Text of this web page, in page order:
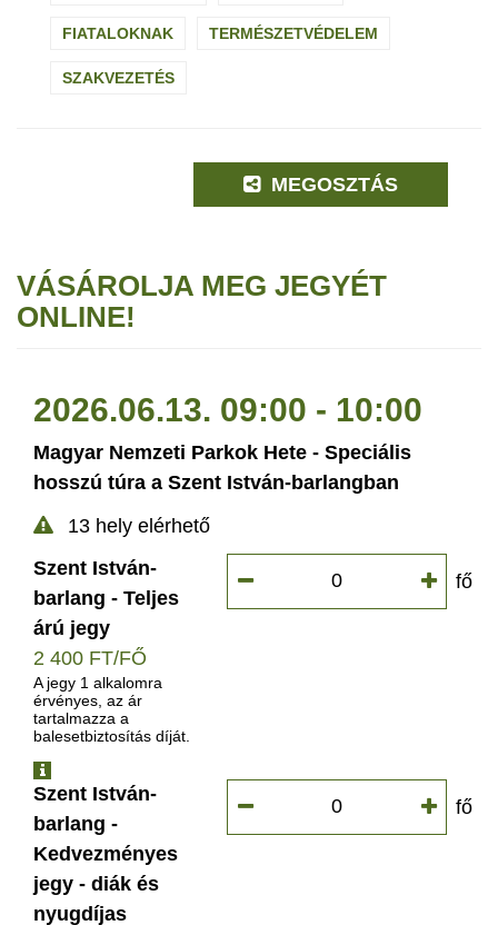
FIATALOKNAK TERMÉSZETVÉDELEM
SZAKVEZETÉS
MEGOSZTÁS
VÁSÁROLJA MEG JEGYÉT
ONLINE!
2026.06.13. 09:00 - 10:00
Magyar Nemzeti Parkok Hete - Speciális
hosszú túra a Szent István-barlangban
13 hely elérhető
Szent István-
barlang - Teljes
árú jegy
2 400 FT/FŐ
A jegy 1 alkalomra
érvényes, az ár
tartalmazza a
balesetbiztosítás díját.
INFO
fő
Szent István-
barlang -
Kedvezményes
jegy - diák és
nyugdíjas
fő